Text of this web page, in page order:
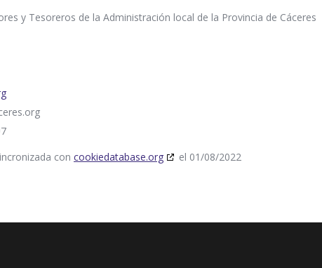
y Tesoreros de la Administración local de la Provincia de Cáceres
con cookiedatabase.org el 01/08/2022